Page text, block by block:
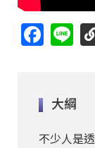
大綱
不少人是